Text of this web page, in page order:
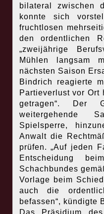
bilateral zwischen
konnte sich
fruchtlosen
den ordentlichen
„zweijährige
Mühlen langsam
nächsten Saison
Bindrich reagierte
Partieverlust vor Ort
getragen“. Der
weitergehende
Spielsperre,
Anwalt die
prüfen. „Auf jeden
Entscheidung
Schachbundes
Vorlage beim
auch die
befassen“, kündigte
Das Präsidium